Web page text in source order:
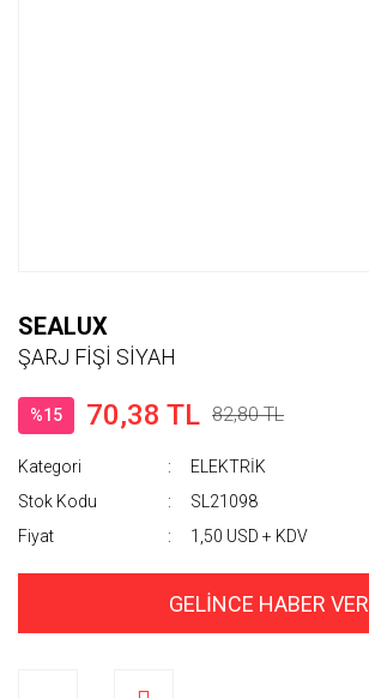
SEALUX
ŞARJ FİŞİ SİYAH
%15 70,38 TL 82,80 TL
Kategori
ELEKTRİK
Stok Kodu
SL21098
Fiyat
1,50 USD + KDV
GELİNCE HABER VER